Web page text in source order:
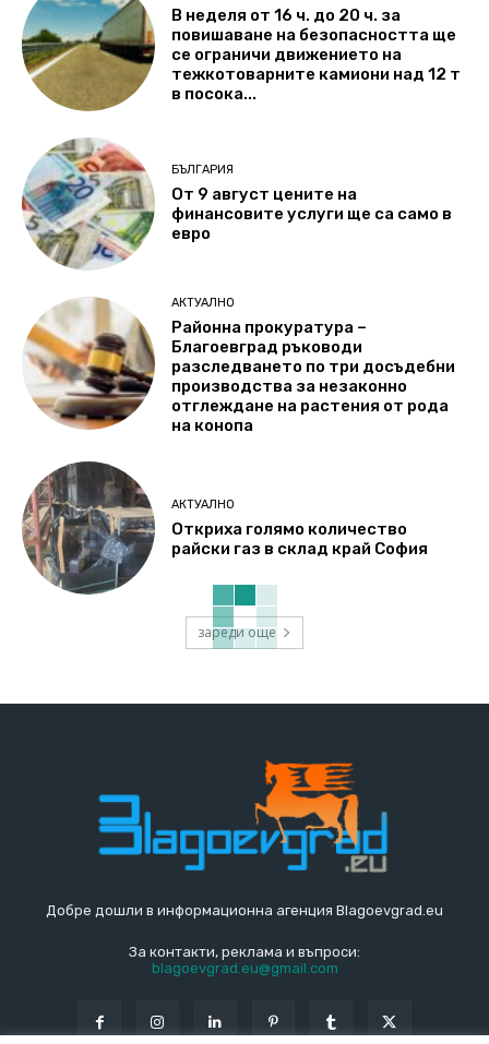
В неделя от 16 ч. до 20 ч. за
повишаване на безопасността ще
се ограничи движението на
тежкотоварните камиони над 12 т
в посока...
БЪЛГАРИЯ
От 9 август цените на
финансовите услуги ще са само в
евро
АКТУАЛНО
Районна прокуратура –
Благоевград ръководи
разследването по три досъдебни
производства за незаконно
отглеждане на растения от рода
на конопа
АКТУАЛНО
Откриха голямо количество
райски газ в склад край София
зареди още
Добре дошли в информационна агенция Blagoevgrad.eu
За контакти, реклама и въпроси:
blagoevgrad.eu@gmail.com